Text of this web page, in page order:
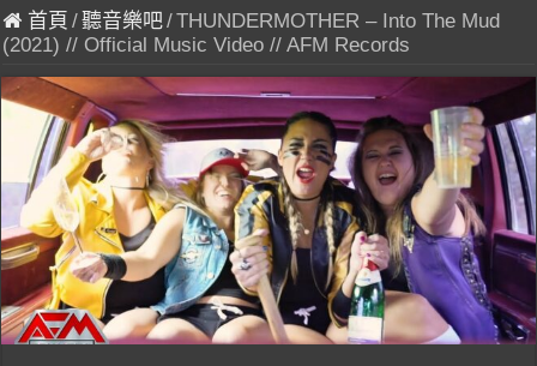
首頁 /聽音樂吧/THUNDERMOTHER – Into The Mud
(2021) // Official Music Video // AFM Records